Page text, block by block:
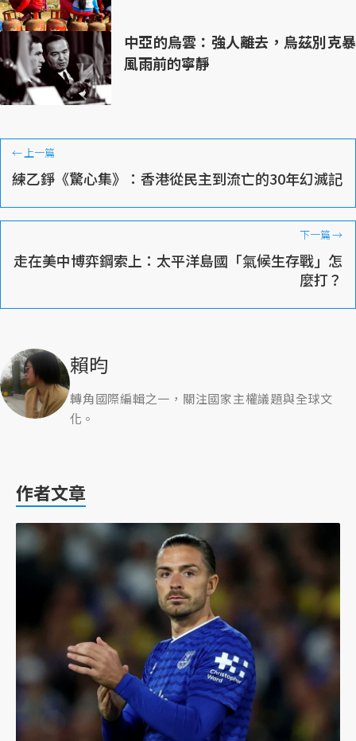
中亞的烏雲：強人離去，烏茲別克暴
風雨前的寧靜
← 上一篇
練乙錚《驚心集》：香港從民主到流亡的30年幻滅記
下一篇→
走在美中博弈鋼索上：太平洋島國「氣候生存戰」怎
麼打？
賴昀
轉角國際編輯之一，關注國家主權議題與全球文
化。
作者文章